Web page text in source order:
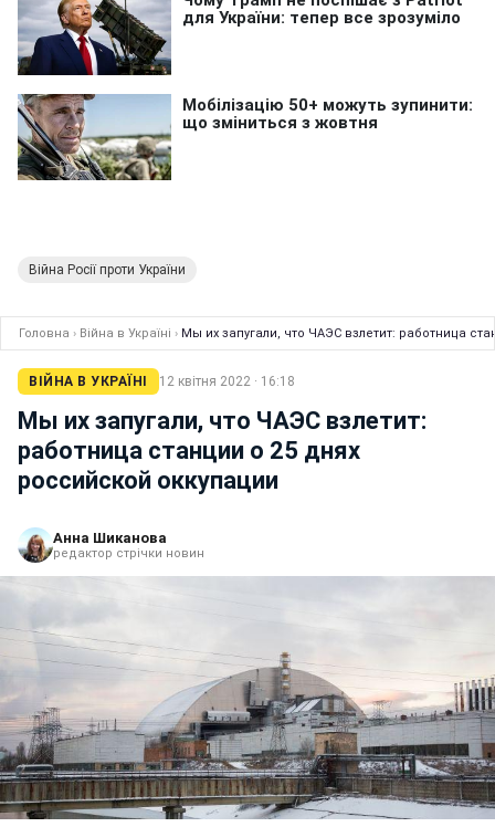
Війна Росії проти України
Головна › Війна в Україні › Мы их запугали, что ЧАЭС взлетит: работница
ВІЙНА В УКРАЇНІ 12 квітня 2022 · 16:18
Мы их запугали, что ЧАЭС взлетит:
работница станции о 25 днях
российской оккупации
Анна Шиканова
редактор стрічки новин